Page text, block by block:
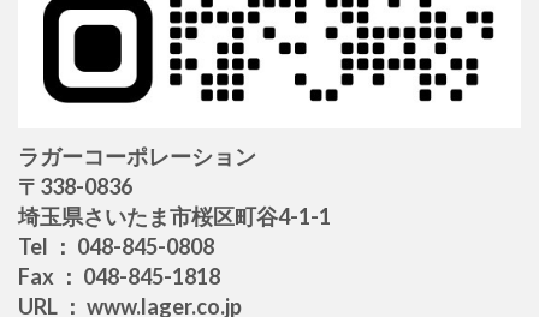
ラガーコーポレーション
〒338-0836
埼玉県さいたま市桜区町谷4-1-1
Tel ： 048-845-0808
Fax ： 048-845-1818
URL ： www.lager.co.jp